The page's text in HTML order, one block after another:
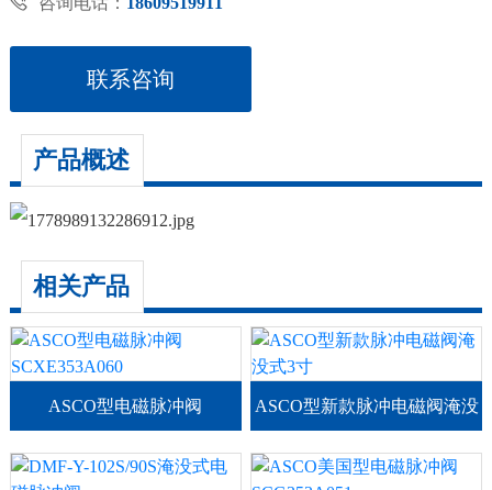
联系咨询
产品概述
相关产品
ASCO型新款脉冲电磁阀淹没
式3寸
ASCO型电磁脉冲阀
SCXE353A060